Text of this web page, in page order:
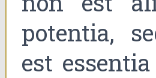
potentia,
est